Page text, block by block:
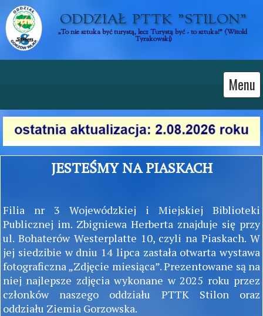
ODDZIAŁ  PTTK  "STILON"
„To nie sztuka być turystą, lecz Turystą być - to sztuka!” (Witold
Tyrakowski)
Menu
JESTEŚMY NA PIASKACH
Filia nr 3 Wojewódzkiej i Miejskiej Biblioteki
Publicznej im. Zbigniewa Herberta znajduje się przy
ul. Bohaterów Westerplatte 10, czyli na Piaskach. W
jej siedzibie w dniu 14 lipca zastała otwarta wystawa
fotograficzna „Zdjęcie miesiąca”. Prezentowane są na
niej najlepsze zdjęcia wykonane w 2025 roku przez
członków naszego oddziału PTTK Stilon oraz
oddziału Ziemia Gorzowska.